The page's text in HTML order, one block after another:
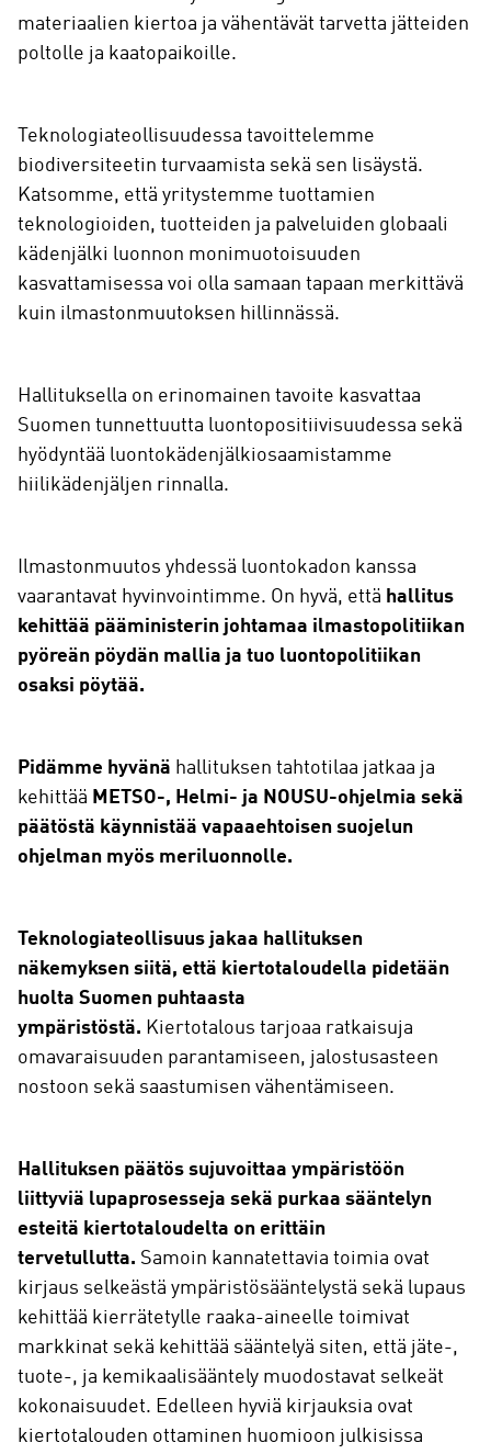
materiaalien kiertoa ja vähentävät tarvetta jätteiden
poltolle ja kaatopaikoille.
Teknologiateollisuudessa tavoittelemme
biodiversiteetin turvaamista sekä sen lisäystä.
Katsomme, että yritystemme tuottamien
teknologioiden, tuotteiden ja palveluiden globaali
kädenjälki luonnon monimuotoisuuden
kasvattamisessa voi olla samaan tapaan merkittävä
kuin ilmastonmuutoksen hillinnässä.
Hallituksella on erinomainen tavoite kasvattaa
Suomen tunnettuutta luontopositiivisuudessa sekä
hyödyntää luontokädenjälkiosaamistamme
hiilikädenjäljen rinnalla.
Ilmastonmuutos yhdessä luontokadon kanssa
vaarantavat hyvinvointimme. On hyvä, että hallitus
kehittää pääministerin johtamaa ilmastopolitiikan
pyöreän pöydän mallia ja tuo luontopolitiikan
osaksi pöytää.
Pidämme hyvänä hallituksen tahtotilaa jatkaa ja
kehittää METSO-, Helmi- ja NOUSU-ohjelmia sekä
päätöstä käynnistää vapaaehtoisen suojelun
ohjelman myös meriluonnolle.
Teknologiateollisuus jakaa hallituksen
näkemyksen siitä, että kiertotaloudella pidetään
huolta Suomen puhtaasta
ympäristöstä. Kiertotalous tarjoaa ratkaisuja
omavaraisuuden parantamiseen, jalostusasteen
nostoon sekä saastumisen vähentämiseen.
Hallituksen päätös sujuvoittaa ympäristöön
liittyviä lupaprosesseja sekä purkaa sääntelyn
esteitä kiertotaloudelta on erittäin
tervetullutta. Samoin kannatettavia toimia ovat
kirjaus selkeästä ympäristösääntelystä sekä lupaus
kehittää kierrätetylle raaka-aineelle toimivat
markkinat sekä kehittää sääntelyä siten, että jäte-,
tuote-, ja kemikaalisääntely muodostavat selkeät
kokonaisuudet. Edelleen hyviä kirjauksia ovat
kiertotalouden ottaminen huomioon julkisissa